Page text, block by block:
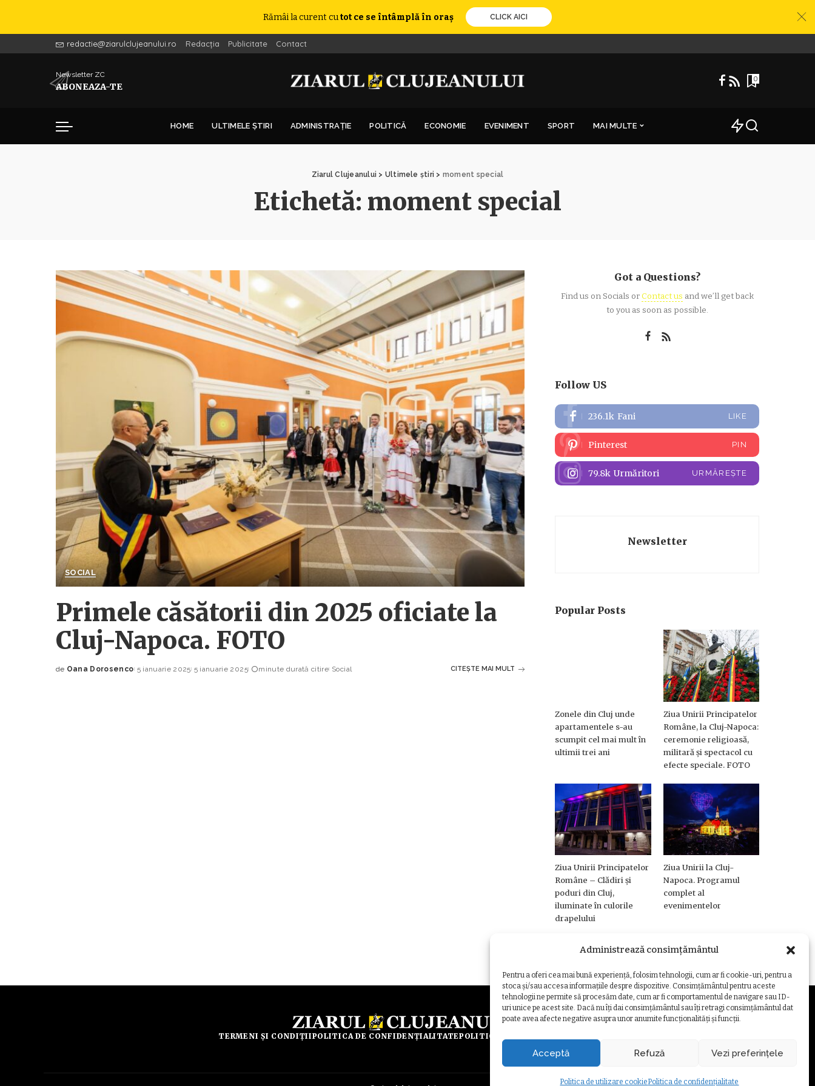
Administrează consimțământul
Pentru a oferi cea mai bună experiență, folosim tehnologii, cum ar fi cookie-uri, pentru a
stoca și/sau accesa informațiile despre dispozitive. Consimțământul pentru aceste
tehnologii ne permite să procesăm date, cum ar fi comportamentul de navigare sau ID-
uri unice pe acest site. Dacă nu îți dai consimțământul sau îți retragi consimțământul dat
poate avea afecte negative asupra unor anumite funcționalități și funcții.
Acceptă Refuză Vezi preferințele
Politica de utilizare cookiePolitica de confidențialitate
Rămâi la curent cutot ce se întâmplă în oraș CLICK AICI
redactie@ziarulclujeanului.ro Redacția Publicitate Contact
Newsletter ZC
ABONEAZA-TE
0
HOME ULTIMELE ȘTIRI ADMINISTRAȚIE POLITICĂ ECONOMIE EVENIMENT SPORT MAI MULTE
Ziarul Clujeanului > Ultimele știri > moment special
Etichetă: moment special
SOCIAL
Primele căsătorii din 2025 oficiate la
Cluj-Napoca. FOTO
de Oana Dorosenco 5 ianuarie 2025 5 ianuarie 2025 minute durată citire Social CITEȘTE MAI MULT
Got a Questions?
Find us on Socials orContact us and we’ll get back
to you as soon as possible.
Follow US
236.1k Fani LIKE
Pinterest PIN
79.8k Urmăritori URMĂREȘTE
Newsletter
Popular Posts
Zonele din Cluj unde
apartamentele s-au
scumpit cel mai mult în
ultimii trei ani
Ziua Unirii Principatelor
Române, la Cluj-Napoca:
ceremonie religioasă,
militară și spectacol cu
efecte speciale. FOTO
Ziua Unirii Principatelor
Române – Clădiri și
poduri din Cluj,
iluminate în culorile
drapelului
Ziua Unirii la Cluj-
Napoca. Programul
complet al
evenimentelor
TERMENI ȘI CONDIȚIIPOLITICA DE CONFIDENȚIALITATEPOLITICA DE UTILIZARE COOKIE